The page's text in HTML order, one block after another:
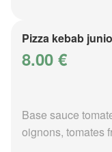
Pizza kebab
8.00 €
Base sauce
oignons, tomates